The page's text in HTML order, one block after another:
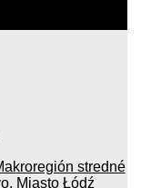
stredné
, Miasto Łódź